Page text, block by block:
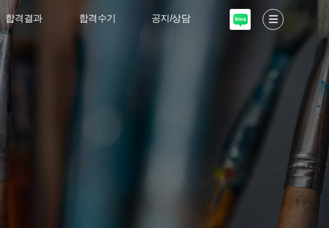
합격결과
2026학년도
합격수기 공지/상담